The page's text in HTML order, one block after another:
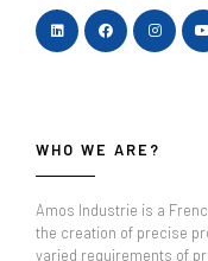
WHO WE ARE?
Amos Industrie is a
the creation of precise
varied requirements of